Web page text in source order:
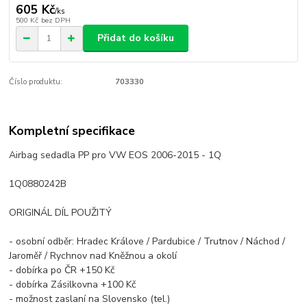
605 Kč/ks
500 Kč bez DPH
Přidat do košíku
Číslo produktu: 703330
Kompletní specifikace
Airbag sedadla PP pro VW EOS 2006-2015 - 1Q
1Q0880242B
ORIGINÁL DÍL POUŽITÝ
- osobní odběr: Hradec Králove / Pardubice / Trutnov / Náchod /
Jaroměř / Rychnov nad Kněžnou a okolí
- dobírka po ČR +150 Kč
- dobírka Zásilkovna +100 Kč
- možnost zaslaní na Slovensko (tel.)